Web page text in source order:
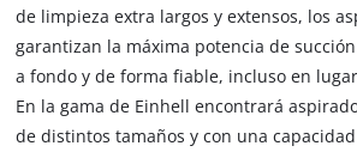
de limpieza extra largos y extensos, los
garantizan la máxima potencia de
a fondo y de forma fiable, incluso en
En la gama de Einhell encontrará
de distintos tamaños y con una